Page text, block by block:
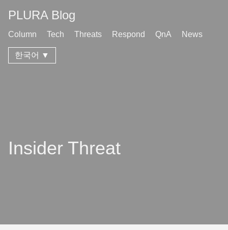
PLURA Blog
Column Tech Threats Respond QnA News
한국어 ▼
Insider Threat